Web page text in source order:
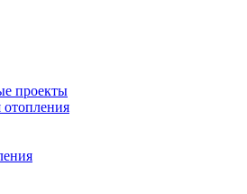
проекты